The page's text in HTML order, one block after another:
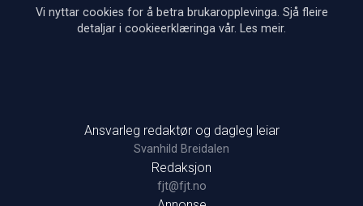
Vi nyttar cookies for å betra brukaropplevinga. Sjå fleire
detaljar i cookieerklæringa vår. Les meir.
Ansvarleg redaktør og dagleg leiar
Svanhild Breidalen
Redaksjon
fjt@fjt.no